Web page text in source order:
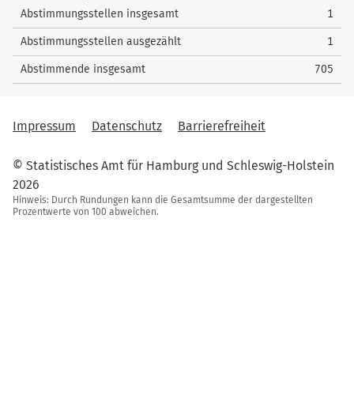
Abstimmungsstellen insgesamt 1
Abstimmungsstellen ausgezählt 1
Abstimmende insgesamt 705
Impressum Datenschutz Barrierefreiheit
© Statistisches Amt für Hamburg und Schleswig-Holstein
2026
Hinweis: Durch Rundungen kann die Gesamtsumme der dargestellten
Prozentwerte von 100 abweichen.